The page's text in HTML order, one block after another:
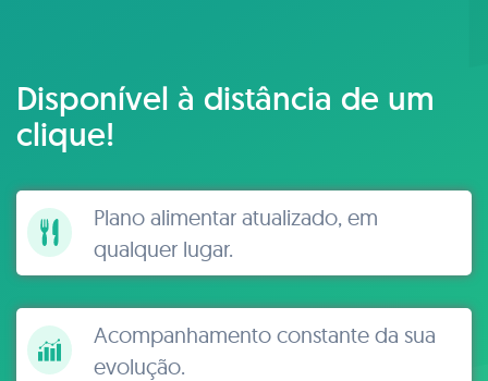
Disponível à distância de um
clique!
Plano alimentar atualizado, em
qualquer lugar.
Acompanhamento constante da sua
evolução.